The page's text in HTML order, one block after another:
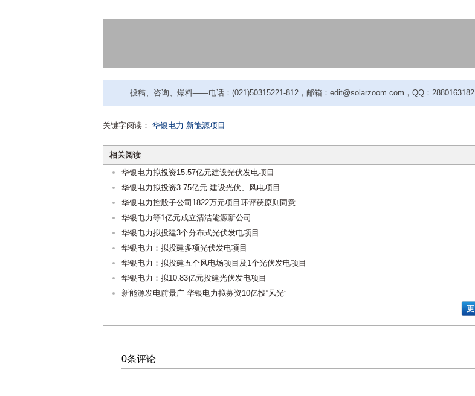
投稿、咨询、爆料——电话：(021)50315221-812，邮箱：edit@solarzoom.com，QQ：2880163182
关键字阅读： 华银电力 新能源项目
相关阅读
华银电力拟投资15.57亿元建设光伏发电项目
华银电力拟投资3.75亿元 建设光伏、风电项目
华银电力控股子公司1822万元项目环评获原则同意
华银电力等1亿元成立清洁能源新公司
华银电力拟投建3个分布式光伏发电项目
华银电力：拟投建多项光伏发电项目
华银电力：拟投建五个风电场项目及1个光伏发电项目
华银电力：拟10.83亿元投建光伏发电项目
新能源发电前景广 华银电力拟募资10亿投“风光”
0条评论